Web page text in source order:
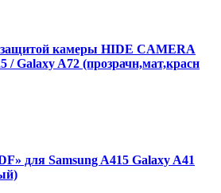
защитой камеры HIDE CAMERA
/ Galaxy A72 (прозрачн,мат,красн
для Samsung A415 Galaxy A41